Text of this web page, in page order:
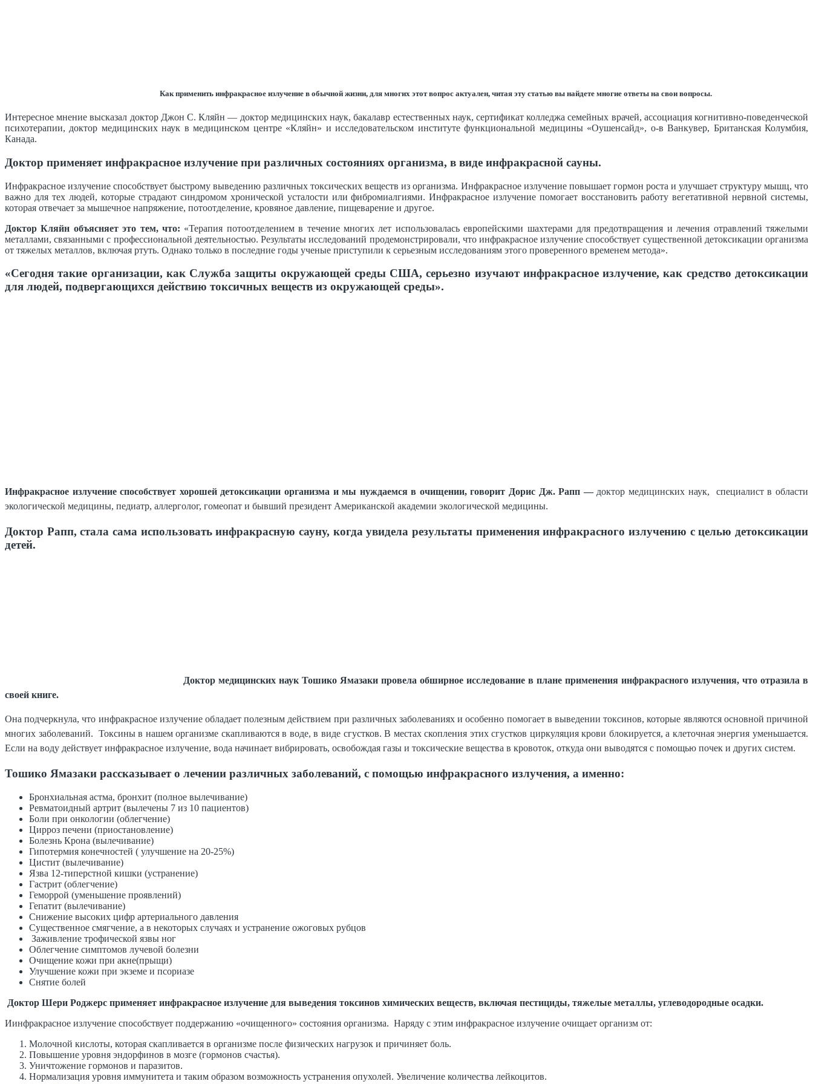
Как применить инфракрасное излучение в обычной жизни, для многих этот вопрос актуален, читая эту статью вы найдете многие ответы на свои вопросы.
Интересное мнение высказал доктор Джон С. Кляйн — доктор медицинских наук, бакалавр естественных наук, сертификат колледжа семейных врачей, ассоциация когнитивно-поведенческой
психотерапии, доктор медицинских наук в медицинском центре «Кляйн» и исследовательском институте функциональной медицины «Оушенсайд», о-в Ванкувер, Британская Колумбия,
Канада.
Доктор применяет инфракрасное излучение при различных состояниях организма, в виде инфракрасной сауны.
Инфракрасное излучение способствует быстрому выведению различных токсических веществ из организма. Инфракрасное излучение повышает гормон роста и улучшает структуру мышц, что
важно для тех людей, которые страдают синдромом хронической усталости или фибромиалгиями. Инфракрасное излучение помогает восстановить работу вегетативной нервной системы,
которая отвечает за мышечное напряжение, потоотделение, кровяное давление, пищеварение и другое.
Доктор Кляйн объясняет это тем, что: «Терапия потоотделением в течение многих лет использовалась европейскими шахтерами для предотвращения и лечения отравлений тяжелыми
металлами, связанными с профессиональной деятельностью. Результаты исследований продемонстрировали, что инфракрасное излучение способствует существенной детоксикации организма
от тяжелых металлов, включая ртуть. Однако только в последние годы ученые приступили к серьезным исследованиям этого проверенного временем метода».
«Сегодня такие организации, как Служба защиты окружающей среды США, серьезно изучают инфракрасное излучение, как средство детоксикации
для людей, подвергающихся действию токсичных веществ из окружающей среды».
Инфракрасное излучение способствует хорошей детоксикации организма и мы нуждаемся в очищении, говорит Дорис Дж. Рапп — доктор медицинских наук, специалист в области
экологической медицины, педиатр, аллерголог, гомеопат и бывший президент Американской академии экологической медицины.
Доктор Рапп, стала сама использовать инфракрасную сауну, когда увидела результаты применения инфракрасного излучению с целью детоксикации
детей.
Доктор медицинских наук Тошико Ямазаки провела обширное исследование в плане применения инфракрасного излучения, что отразила в
своей книге.
Она подчеркнула, что инфракрасное излучение обладает полезным действием при различных заболеваниях и особенно помогает в выведении токсинов, которые являются основной причиной
многих заболеваний. Токсины в нашем организме скапливаются в воде, в виде сгустков. В местах скопления этих сгустков циркуляция крови блокируется, а клеточная энергия уменьшается.
Если на воду действует инфракрасное излучение, вода начинает вибрировать, освобождая газы и токсические вещества в кровоток, откуда они выводятся с помощью почек и других систем.
Тошико Ямазаки рассказывает о лечении различных заболеваний, с помощью инфракрасного излучения, а именно:
Бронхиальная астма, бронхит (полное вылечивание)
Ревматоидный артрит (вылечены 7 из 10 пациентов)
Боли при онкологии (облегчение)
Цирроз печени (приостановление)
Болезнь Крона (вылечивание)
Гипотермия конечностей ( улучшение на 20-25%)
Цистит (вылечивание)
Язва 12-типерстной кишки (устранение)
Гастрит (облегчение)
Геморрой (уменьшение проявлений)
Гепатит (вылечивание)
Снижение высоких цифр артериального давления
Существенное смягчение, а в некоторых случаях и устранение ожоговых рубцов
Заживление трофической язвы ног
Облегчение симптомов лучевой болезни
Очищение кожи при акне(прыщи)
Улучшение кожи при экземе и псориазе
Снятие болей
Доктор Шери Роджерс применяет инфракрасное излучение для выведения токсинов химических веществ, включая пестициды, тяжелые металлы, углеводородные осадки.
Иинфракрасное излучение способствует поддержанию «очищенного» состояния организма. Наряду с этим инфракрасное излучение очищает организм от:
Молочной кислоты, которая скапливается в организме после физических нагрузок и причиняет боль.
Повышение уровня эндорфинов в мозге (гормонов счастья).
Уничтожение гормонов и паразитов.
Нормализация уровня иммунитета и таким образом возможность устранения опухолей. Увеличение количества лейкоцитов.